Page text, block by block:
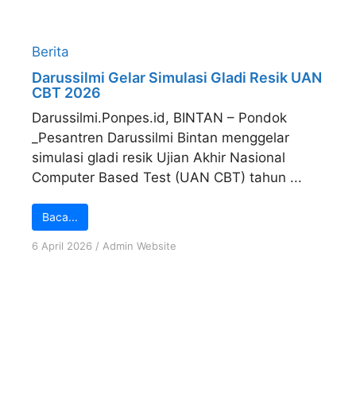
Berita
Darussilmi Gelar Simulasi Gladi Resik UAN
CBT 2026
Darussilmi.Ponpes.id, BINTAN – Pondok
_Pesantren Darussilmi Bintan menggelar
simulasi gladi resik Ujian Akhir Nasional
Computer Based Test (UAN CBT) tahun ...
Baca...
6 April 2026 / Admin Website